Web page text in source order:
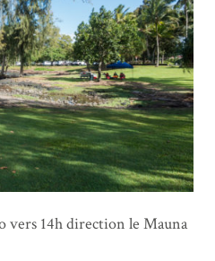
vers 14h direction le Mauna